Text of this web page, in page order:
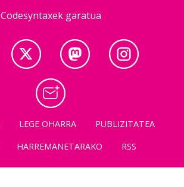
Codesyntaxek garatua
LEGE OHARRA
PUBLIZITATEA
HARREMANETARAKO RSS